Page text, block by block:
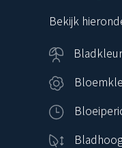
Bekijk
Bladkleur